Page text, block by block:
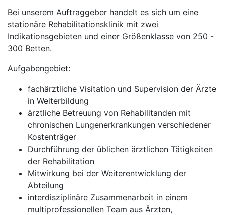
Bei unserem Auftraggeber handelt es sich um eine
stationäre Rehabilitationsklinik mit zwei
Indikationsgebieten und einer Größenklasse von 250 -
300 Betten.
Aufgabengebiet:
fachärztliche Visitation und Supervision der Ärzte
in Weiterbildung
ärztliche Betreuung von Rehabilitanden mit
chronischen Lungenerkrankungen verschiedener
Kostenträger
Durchführung der üblichen ärztlichen Tätigkeiten
der Rehabilitation
Mitwirkung bei der Weiterentwicklung der
Abteilung
interdisziplinäre Zusammenarbeit in einem
multiprofessionellen Team aus Ärzten,